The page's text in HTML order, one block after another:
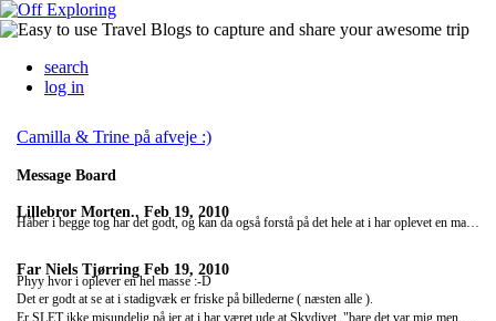
search
log in
Camilla & Trine på afveje :)
Message Board
Lillebror Morten.. Feb 19, 2010
Håber i begge tog har det godt, og kan da også forstå på det hele at i har oplevet en masse her på det sidste :-D mig og far sidder og planlægger noget skydive også :-D Ps. gem nu lige lidt penge til gaver du ved ;-) bliver jo 18 om 18 dage :-D
Far Niels Tjørring Feb 19, 2010
Phyy hvor i oplever en hel masse :-D
Det er godt at se at i stadigvæk er friske på billederne ( næsten alle ).